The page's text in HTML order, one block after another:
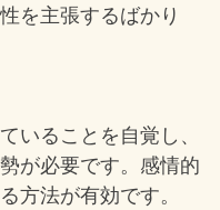
を主張するばかり
いることを自覚し、
が必要です。感情的
方法が有効です。